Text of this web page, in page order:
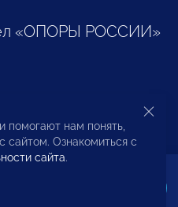
«ОПОРЫ РОССИИ»
и
помогают нам понять,
сайтом. Ознакомиться с
сайта.